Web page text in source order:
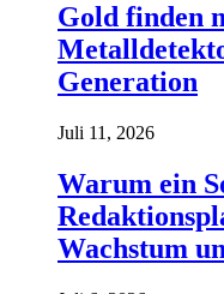
Gold finden
Generation
Juli 11, 2026
Warum ein
Wachstum